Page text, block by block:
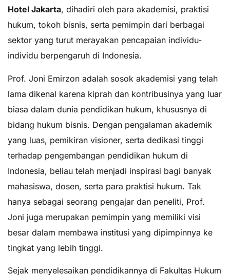
Hotel Jakarta, dihadiri oleh para akademisi, praktisi
hukum, tokoh bisnis, serta pemimpin dari berbagai
sektor yang turut merayakan pencapaian individu-
individu berpengaruh di Indonesia.
Prof. Joni Emirzon adalah sosok akademisi yang telah
lama dikenal karena kiprah dan kontribusinya yang luar
biasa dalam dunia pendidikan hukum, khususnya di
bidang hukum bisnis. Dengan pengalaman akademik
yang luas, pemikiran visioner, serta dedikasi tinggi
terhadap pengembangan pendidikan hukum di
Indonesia, beliau telah menjadi inspirasi bagi banyak
mahasiswa, dosen, serta para praktisi hukum. Tak
hanya sebagai seorang pengajar dan peneliti, Prof.
Joni juga merupakan pemimpin yang memiliki visi
besar dalam membawa institusi yang dipimpinnya ke
tingkat yang lebih tinggi.
Sejak menyelesaikan pendidikannya di Fakultas Hukum